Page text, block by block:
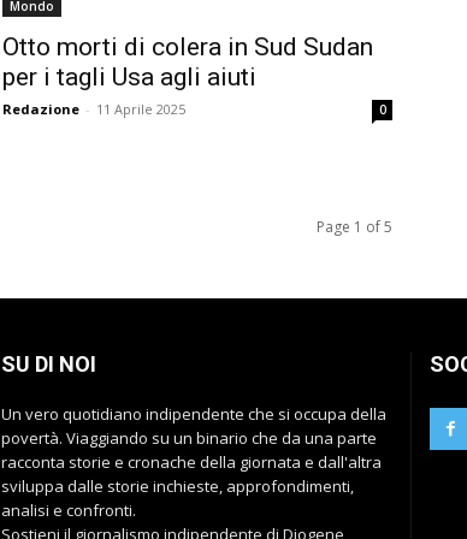
Mondo
Otto morti di colera in Sud Sudan
per i tagli Usa agli aiuti
Redazione - 11 Aprile 2025 0
Page 1 of 5
SU DI NOI
Un vero quotidiano indipendente che si occupa della
povertà. Viaggiando su un binario che da una parte
racconta storie e cronache della giornata e dall'altra
sviluppa dalle storie inchieste, approfondimenti,
analisi e confronti.
Sostieni il giornalismo indipendente di Diogene